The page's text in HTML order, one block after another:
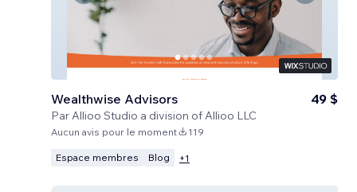
Wealthwise Advisors
ParAllioo Studio a division of Allioo LLC
49 $
Aucun avis pour le moment 119
Espace membres Blog +1